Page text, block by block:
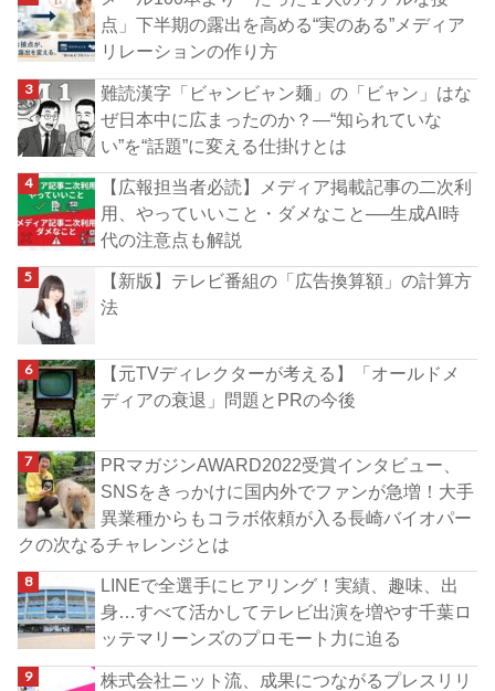
点」下半期の露出を高める“実のある”メディア
リレーションの作り方
難読漢字「ビャンビャン麺」の「ビャン」はな
ぜ日本中に広まったのか？―“知られていな
い”を“話題”に変える仕掛けとは
【広報担当者必読】メディア掲載記事の二次利
用、やっていいこと・ダメなこと──生成AI時
代の注意点も解説
【新版】テレビ番組の「広告換算額」の計算方
法
【元TVディレクターが考える】「オールドメ
ディアの衰退」問題とPRの今後
PRマガジンAWARD2022受賞インタビュー、
SNSをきっかけに国内外でファンが急増！大手
異業種からもコラボ依頼が入る長崎バイオパー
クの次なるチャレンジとは
LINEで全選手にヒアリング！実績、趣味、出
身…すべて活かしてテレビ出演を増やす千葉ロ
ッテマリーンズのプロモート力に迫る
株式会社ニット流、成果につながるプレスリリ